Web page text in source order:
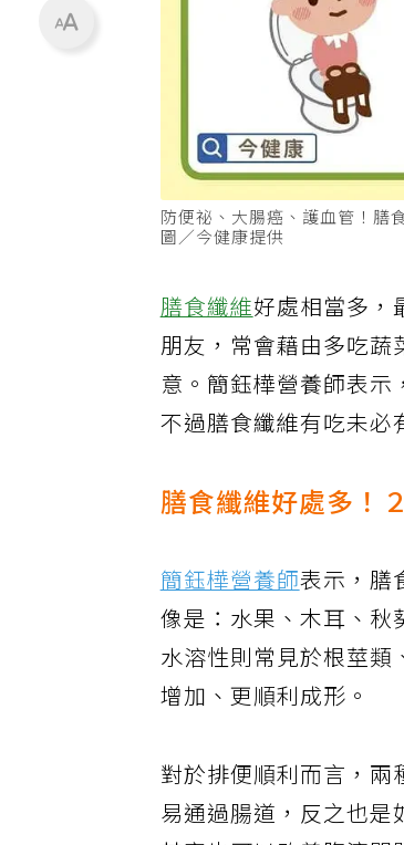
防便祕、大腸癌、護血管！膳
圖／今健康提供
膳食纖維好處相當多，
朋友，常會藉由多吃蔬
意。簡鈺樺營養師表示
不過膳食纖維有吃未必
膳食纖維好處多！
簡鈺樺營養師表示，膳
像是：水果、木耳、
水溶性則常見於根莖
增加、更順利成形。
對於排便順利而言，兩
易通過腸道，反之也是